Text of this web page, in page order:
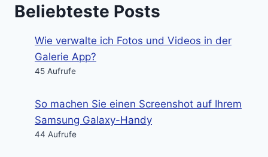
Beliebteste Posts
Wie verwalte ich Fotos und Videos in der
Galerie App?
45 Aufrufe
So machen Sie einen Screenshot auf Ihrem
Samsung Galaxy-Handy
44 Aufrufe